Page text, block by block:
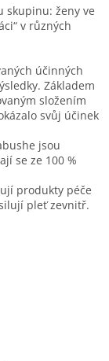
skupinu: ženy ve
v různých
účinných
Základem
složením
svůj účinek
jsou
se ze 100 %
produkty péče
pleť zevnitř.